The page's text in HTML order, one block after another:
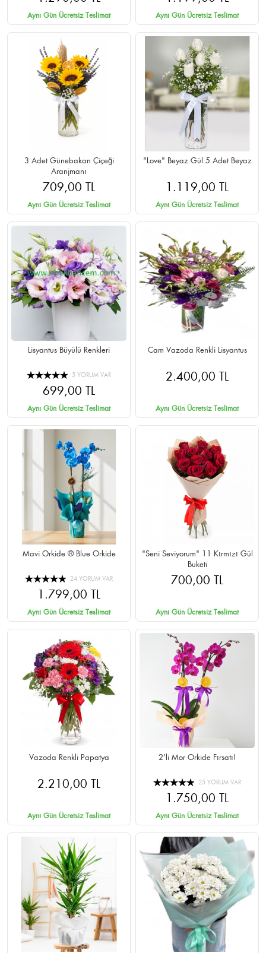
Aynı Gün Ücretsiz Teslimat Aynı Gün Ücretsiz Teslimat
3 Adet Günebakan Çiçeği
Aranjmanı
709,00 TL
Aynı Gün Ücretsiz Teslimat
"Love" Beyaz Gül 5 Adet Beyaz
1.119,00 TL
Aynı Gün Ücretsiz Teslimat
Lisyantus Büyülü Renkleri
5 YORUM VAR
699,00 TL
Aynı Gün Ücretsiz Teslimat
Cam Vazoda Renkli Lisyantus
2.400,00 TL
Aynı Gün Ücretsiz Teslimat
Mavi Orkide ® Blue Orkide
24 YORUM VAR
1.799,00 TL
Aynı Gün Ücretsiz Teslimat
"Seni Seviyorum" 11 Kırmızı Gül
Buketi
700,00 TL
Aynı Gün Ücretsiz Teslimat
Vazoda Renkli Papatya
2.210,00 TL
Aynı Gün Ücretsiz Teslimat
2'li Mor Orkide Fırsatı!
25 YORUM VAR
1.750,00 TL
Aynı Gün Ücretsiz Teslimat